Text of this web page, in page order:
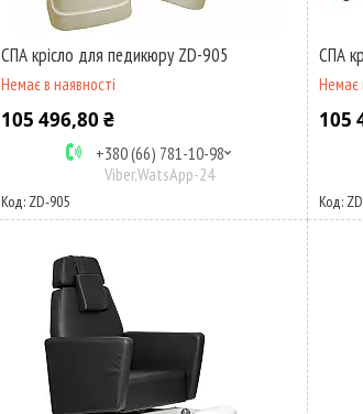
СПА крісло для педикюру ZD-905
Немає в наявності
105 496,80 ₴
+380 (66) 781-10-98
Viber,WatsApp-24
ZD-905
СПА
Немає
105